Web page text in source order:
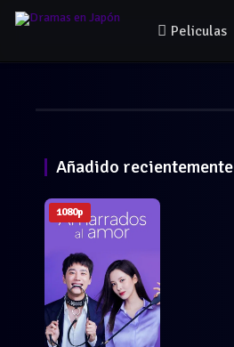
Peliculas
Añadido recientemente
1080p